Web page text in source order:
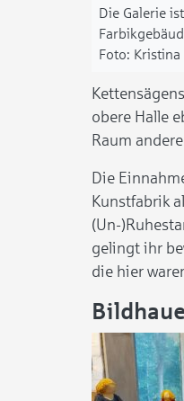
Die Galerie
Kristina
obere Halle
Raum
Die
Kunstfabrik
(Un-
gelingt ihr
die hier